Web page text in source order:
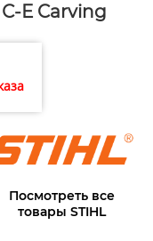
С-Е Carving
Посмотреть все
товары STIHL